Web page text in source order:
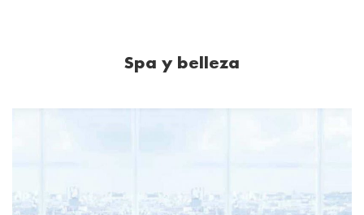
Spa y belleza